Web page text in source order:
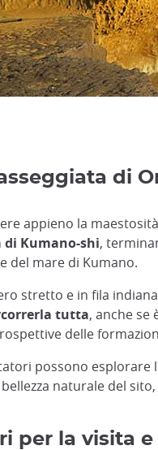
di
appieno la
Kumano-shi,
del mare di Kumano.
stretto e in fila
tutta, anche se
delle
possono
naturale del
per la visita